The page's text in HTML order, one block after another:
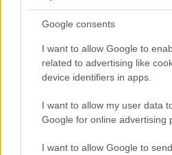
Google consents
I want to allow Google to
related to advertising like
device identifiers in apps.
I want to allow my user data
Google for online advertising
I want to allow Google to